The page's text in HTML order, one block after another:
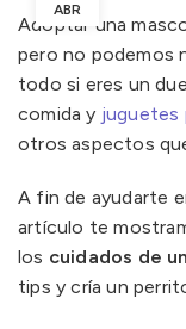
ABR
Adoptar una
pero no podemos
todo si eres un
comida y juguetes
otros aspectos
A fin de ayudarte
artículo te
los cuidados de
tips y cría un